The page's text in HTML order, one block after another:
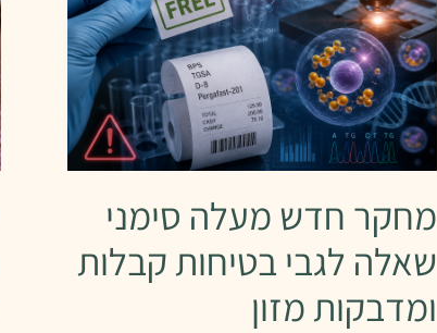
מחקר חדש מעלה סימני
שאלה לגבי בטיחות קבלות
ומדבקות מזון